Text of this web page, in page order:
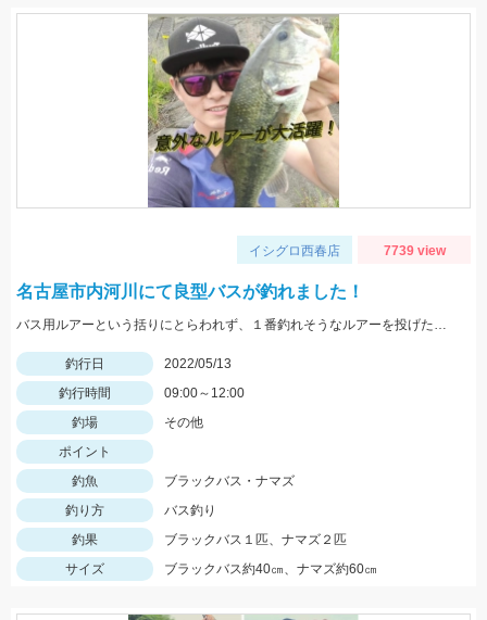
イシグロ西春店 7739 view
名古屋市内河川にて良型バスが釣れました！
バス用ルアーという括りにとらわれず、１番釣れそうなルアーを投げたら釣れました！
釣行日
2022/05/13
釣行時間
09:00～12:00
釣場
その他
ポイント
釣魚
ブラックバス・ナマズ
釣り方
バス釣り
釣果
ブラックバス１匹、ナマズ２匹
サイズ
ブラックバス約40㎝、ナマズ約60㎝